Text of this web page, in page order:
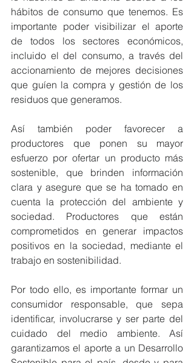
hábitos de consumo que tenemos. Es
importante poder visibilizar el aporte
de todos los sectores económicos,
incluido el del consumo, a través del
accionamiento de mejores decisiones
que guíen la compra y gestión de los
residuos que generamos.
Así también poder favorecer a
productores que ponen su mayor
esfuerzo por ofertar un producto más
sostenible, que brinden información
clara y asegure que se ha tomado en
cuenta la protección del ambiente y
sociedad. Productores que están
comprometidos en generar impactos
positivos en la sociedad, mediante el
trabajo en sostenibilidad.
Por todo ello, es importante formar un
consumidor responsable, que sepa
identificar, involucrarse y ser parte del
cuidado del medio ambiente. Así
garantizamos el aporte a un Desarrollo